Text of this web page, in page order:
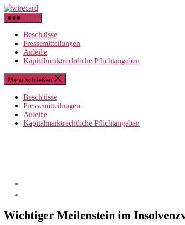
Zum
Inhalt
springen
Menü
Beschlüsse
Pressemitteilungen
Anleihe
Kapitalmarktrechtliche Pflichtangaben
Menü schließen
Beschlüsse
Pressemitteilungen
Anleihe
Kapitalmarktrechtliche Pflichtangaben
Wichtiger Meilenstein im